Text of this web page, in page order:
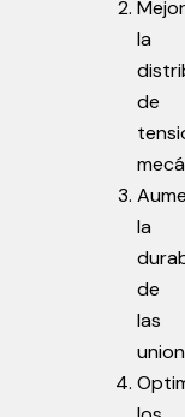
la
de
la
de
las